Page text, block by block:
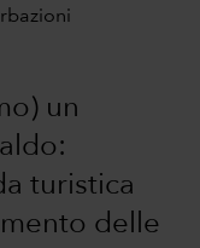
un
turistica
delle